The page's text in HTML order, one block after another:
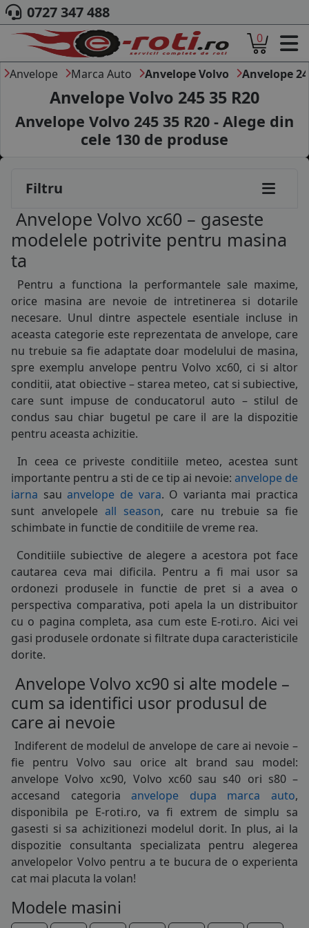
ACASA
DESPRE NOI
ANVELOPE
AUTO
CAMION
MOTO
MARCA AUTO
BLOG
CONT
CONTACT
COS (0 PRODUSE)
0727 347 488
0
Anvelope Marca Auto Anvelope Volvo Anvelope
Anvelope Volvo 245 35 R20
Anvelope Volvo 245 35 R20 - Alege din
cele 130 de produse
Filtru
Anvelope Volvo xc60 – gaseste
modelele potrivite pentru masina
ta
Pentru a functiona la performantele sale maxime,
orice masina are nevoie de intretinerea si dotarile
necesare. Unul dintre aspectele esentiale incluse in
aceasta categorie este reprezentata de anvelope, care
nu trebuie sa fie adaptate doar modelului de masina,
spre exemplu anvelope pentru Volvo xc60, ci si altor
conditii, atat obiective – starea meteo, cat si subiective,
care sunt impuse de conducatorul auto – stilul de
condus sau chiar bugetul pe care il are la dispozitie
pentru aceasta achizitie.
In ceea ce priveste conditiile meteo, acestea sunt
importante pentru a sti de ce tip ai nevoie: anvelope de
iarna sauanvelope de vara. O varianta mai practica
sunt anvelopeleall season, care nu trebuie sa fie
schimbate in functie de conditiile de vreme rea.
Conditiile subiective de alegere a acestora pot face
cautarea ceva mai dificila. Pentru a fi mai usor sa
ordonezi produsele in functie de pret si a avea o
perspectiva comparativa, poti apela la un distribuitor
cu o pagina completa, asa cum este E-roti.ro. Aici vei
gasi produsele ordonate si filtrate dupa caracteristicile
dorite.
Anvelope Volvo xc90 si alte modele –
cum sa identifici usor produsul de
care ai nevoie
Indiferent de modelul de anvelope de care ai nevoie –
fie pentru Volvo sau orice alt brand sau model:
anvelope Volvo xc90, Volvo xc60 sau s40 ori s80 –
accesand categoriaanvelope dupa marca auto,
disponibila pe E-roti.ro, va fi extrem de simplu sa
gasesti si sa achizitionezi modelul dorit. In plus, ai la
dispozitie consultanta specializata pentru alegerea
anvelopelor Volvo pentru a te bucura de o experienta
cat mai placuta la volan!
Modele masini
205/50R15
205/55R15
205/60R15
205/65R15
195/60R16
205/55R16
215/55R16
215/65R16
225/50R16
225/55R16
225/70R16
205/45R17
205/50R17
205/55R17
215/45R17
215/50R17
215/60R17
225/45R17
225/50R17
235/45R17
235/55R17
235/60R17
235/65R17
245/45R17
215/45R18
225/40R18
225/45R18